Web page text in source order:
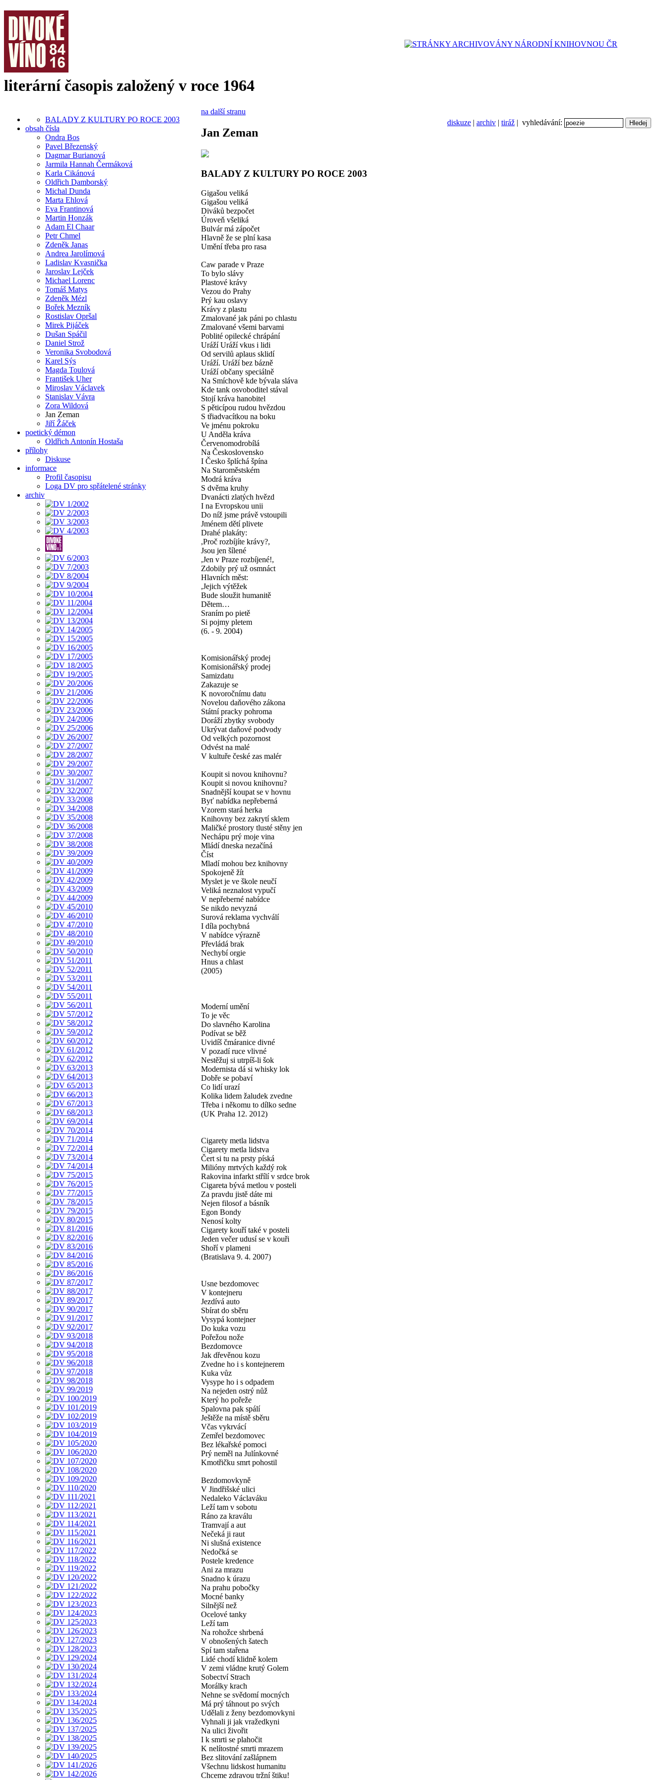
literární časopis založený v roce 1964
diskuze | archiv | tiráž | vyhledávání:
BALADY Z KULTURY PO ROCE 2003
obsah čísla
Ondra Bos
Pavel Březenský
Dagmar Burianová
Jarmila Hannah Čermáková
Karla Cikánová
Oldřich Damborský
Michal Dunda
Marta Ehlová
Eva Frantinová
Martin Honzák
Adam El Chaar
Petr Chmel
Zdeněk Janas
Andrea Jarolímová
Ladislav Kvasnička
Jaroslav Lejček
Michael Lorenc
Tomáš Matys
Zdeněk Mézl
Bořek Mezník
Rostislav Opršal
Mirek Pijáček
Dušan Spáčil
Daniel Strož
Veronika Svobodová
Karel Sýs
Magda Toulová
František Uher
Miroslav Václavek
Stanislav Vávra
Zora Wildová
Jan Zeman
Jiří Žáček
poetický démon
Oldřich Antonín Hostaša
přílohy
Diskuse
informace
Profil časopisu
Loga DV pro spřátelené stránky
archiv
na další stranu
Jan Zeman
BALADY Z KULTURY PO ROCE 2003
Gigašou veliká
Gigašou veliká
Diváků bezpočet
Úroveň všeliká
Bulvár má zápočet
Hlavně že se plní kasa
Umění třeba pro rasa
Caw parade v Praze
To bylo slávy
Plastové krávy
Vezou do Prahy
Prý kau oslavy
Krávy z plastu
Zmalované jak páni po chlastu
Zmalované všemi barvami
Poblité opilecké chrápání
Uráží Uráží vkus i lidi
Od servilů aplaus sklidí
Uráží. Uráží bez bázně
Uráží občany speciálně
Na Smíchově kde bývala sláva
Kde tank osvoboditel stával
Stojí kráva hanobitel
S pěticípou rudou hvězdou
S třiadvacítkou na boku
Ve jménu pokroku
U Anděla kráva
Červenomodrobílá
Na Československo
I Česko šplíchá špína
Na Staroměstském
Modrá kráva
S dvěma kruhy
Dvanácti zlatých hvězd
I na Evropskou unii
Do níž jsme právě vstoupili
Jménem dětí plivete
Drahé plakáty:
,Proč rozbíjíte krávy?,
Jsou jen šílené
,Jen v Praze rozbíjené!,
Zdobily prý už osmnáct
Hlavních měst:
,Jejich výtěžek
Bude sloužit humanitě
Dětem…
Sraním po pietě
Si pojmy pletem
(6. - 9. 2004)
Komisionářský prodej
Komisionářský prodej
Samizdatu
Zakazuje se
K novoročnímu datu
Novelou daňového zákona
Státní pracky pohroma
Doráží zbytky svobody
Ukrývat daňové podvody
Od velkých pozornost
Odvést na malé
V kultuře české zas malér
Koupit si novou knihovnu?
Koupit si novou knihovnu?
Snadnější koupat se v hovnu
Byť nabídka nepřeberná
Vzorem stará herka
Knihovny bez zakrytí sklem
Maličké prostory tlusté stěny jen
Nechápu prý moje vina
Mládí dneska nezačíná
Číst
Mladí mohou bez knihovny
Spokojeně žít
Myslet je ve škole neučí
Veliká neznalost vypučí
V nepřeberné nabídce
Se nikdo nevyzná
Surová reklama vychválí
I díla pochybná
V nabídce výrazně
Převládá brak
Nechybí orgie
Hnus a chlast
(2005)
Moderní umění
To je věc
Do slavného Karolina
Podívat se běž
Uvidíš čmáranice divné
V pozadí ruce vlivné
Nestěžuj si utrpíš-li šok
Modernista dá si whisky lok
Dobře se pobaví
Co lidí urazí
Kolika lidem žaludek zvedne
Třeba i někomu to dílko sedne
(UK Praha 12. 2012)
Cigarety metla lidstva
Cigarety metla lidstva
Čert si tu na prsty píská
Milióny mrtvých každý rok
Rakovina infarkt střílí v srdce brok
Cigareta bývá metlou v posteli
Za pravdu jistě dáte mi
Nejen filosof a básník
Egon Bondy
Nenosí kolty
Cigarety kouří také v posteli
Jeden večer udusí se v kouři
Shoří v plameni
(Bratislava 9. 4. 2007)
Usne bezdomovec
V kontejneru
Jezdívá auto
Sbírat do sběru
Vysypá kontejner
Do kuka vozu
Pořežou nože
Bezdomovce
Jak dřevěnou kozu
Zvedne ho i s kontejnerem
Kuka vůz
Vysype ho i s odpadem
Na nejeden ostrý nůž
Který ho pořeže
Spalovna pak spálí
Ještěže na místě sběru
Včas vykrvácí
Zemřel bezdomovec
Bez lékařské pomoci
Prý neměl na Julínkovné
Kmotřičku smrt pohostil
Bezdomovkyně
V Jindřišské ulici
Nedaleko Václaváku
Leží tam v sobotu
Ráno za kraválu
Tramvají a aut
Nečeká ji raut
Ni slušná existence
Nedočká se
Postele kredence
Ani za mrazu
Snadno k úrazu
Na prahu pobočky
Mocné banky
Silnější než
Ocelové tanky
Leží tam
Na rohožce shrbená
V obnošených šatech
Spí tam stařena
Lidé chodí klidně kolem
V zemi vládne krutý Golem
Sobectví Strach
Morálky krach
Nehne se svědomí mocných
Má prý táhnout po svých
Udělali z ženy bezdomovkyni
Vyhnali ji jak vražedkyni
Na ulici živořit
I k smrti se plahočit
K nelítostné smrti mrazem
Bez slitování zašlápnem
Všechnu lidskost humanitu
Chceme zdravou tržní štiku!